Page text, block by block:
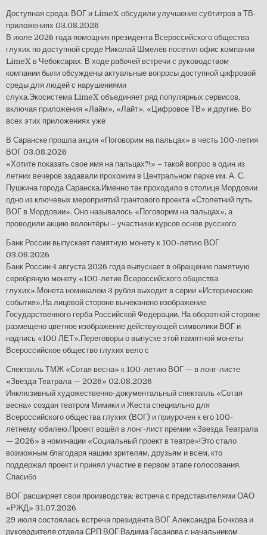
Доступная среда: ВОГ и LimeX обсудили улучшение субтитров в ТВ-
приложениях 03.08.2026
В июле 2026 года помощник президента Всероссийского общества
глухих по доступной среде Николай Шмелёв посетил офис компании
LimeX в Чебоксарах. В ходе рабочей встречи с руководством
компании были обсуждены актуальные вопросы доступной цифровой
среды для людей с нарушениями
слуха.Экосистема LimeX объединяет ряд популярных сервисов,
включая приложения «Лайм», «Лайт», «Цифровое ТВ» и другие. Во
всех этих приложениях уже
В Саранске прошла акция «Поговорим на пальцах» в честь 100-летия
ВОГ 03.08.2026
«Хотите показать свое имя на пальцах?!» – такой вопрос в один из
летних вечеров задавали прохожим в Центральном парке им. А. С.
Пушкина города Саранска.Именно так проходило в столице Мордовии
одно из ключевых мероприятий грантового проекта «Столетний путь
ВОГ в Мордовии». Оно называлось «Поговорим на пальцах», а
проводили акцию волонтёры – участники курсов основ русского
Банк России выпускает памятную монету к 100-летию ВОГ
03.08.2026
Банк России 4 августа 2026 года выпускает в обращение памятную
серебряную монету «100-летие Всероссийского общества
глухих».Монета номиналом 3 рубля выходит в серии «Исторические
события».На лицевой стороне вычеканено изображение
Государственного герба Российской Федерации. На оборотной стороне
размещено цветное изображение действующей символики ВОГ и
надпись «100 ЛЕТ».Переговоры о выпуске этой памятной монеты
Всероссийское общество глухих вело с
Спектакль ТМЖ «Сотая весна» к 100-летию ВОГ — в лонг-листе
«Звезда Театрала — 2026» 02.08.2026
Инклюзивный художественно-документальный спектакль «Сотая
весна» создан театром Мимики и Жеста специально для
Всероссийского общества глухих (ВОГ) и приурочен к его 100-
летнему юбилею.Проект вошёл в лонг-лист премии «Звезда Театрала
— 2026» в номинации «Социальный проект в театре»!Это стало
возможным благодаря нашим зрителям, друзьям и всем, кто
поддержал проект и принял участие в первом этапе голосования.
Спасибо
ВОГ расширяет свои производства: встреча с представителями ОАО
«РЖД» 31.07.2026
29 июля состоялась встреча президента ВОГ Александра Бочкова и
руководителя отдела СРП ВОГ Вадима Гасанова с начальником